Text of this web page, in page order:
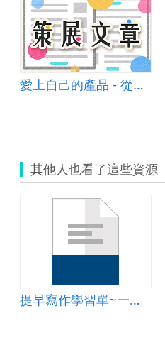
愛上⾃⼰的產品 - 從設計思考到製作產出
其他人也看了這些資源
提早寫作學習單~一張色紙